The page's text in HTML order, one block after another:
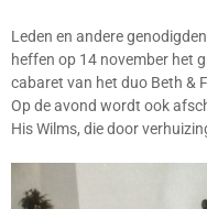
Leden en andere
heffen op 14 november het
cabaret van het duo Beth &
Op de avond wordt ook
His Wilms, die door